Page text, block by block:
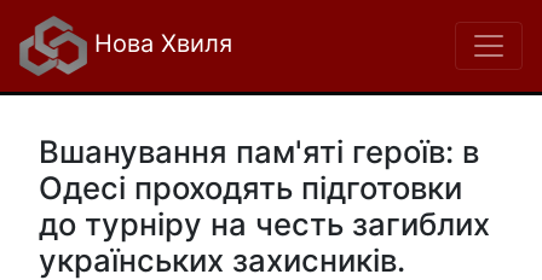
Нова Хвиля
Вшанування пам'яті героїв: в
Одесі проходять підготовки
до турніру на честь загиблих
українських захисників.